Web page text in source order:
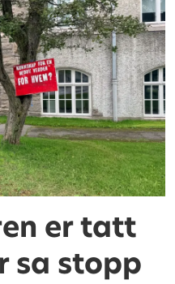
er tatt
sa stopp